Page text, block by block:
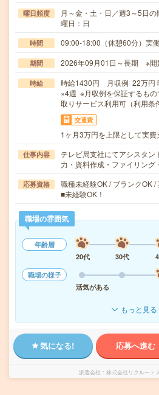
曜日頻度
月～金・土・日／週3～5日
曜日：日
時間 09:00-18:00（休憩60分）実
期間 2026年09月01日～長期 ※開
時給
時給1430円 月収例 22万円
×4週 ※月収例を保証するも
取りサービス利用可（利用条
交通費
1ヶ月3万円を上限として実費
仕事内容
テレビ局支社にてアシスタン
力・資料作成・ファイリン
応募資格
職種未経験OK / ブランクOK /
■未経験OK！
職場の雰囲気
年齢層
20代
30代
職場の様子
活気がある
もっと見る
気になる! 応募へ進む
派遣会社 株式会社リクルート